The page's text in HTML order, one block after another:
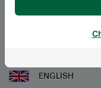
ENGLISH